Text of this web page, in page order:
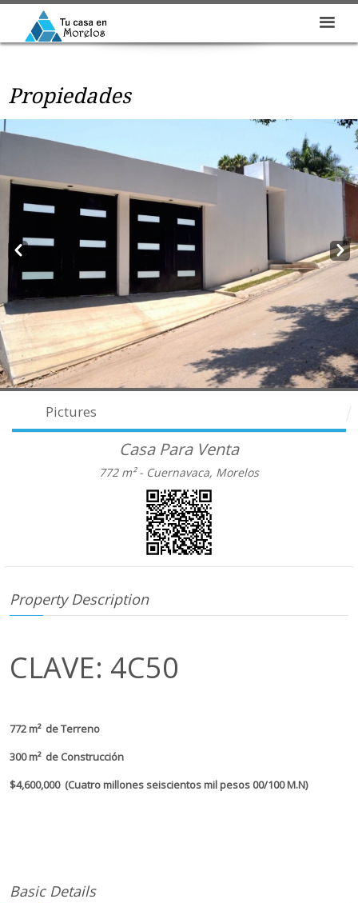
Propiedades
Prev Next
Pictures
Casa Para Venta
772 m² - Cuernavaca, Morelos
Property Description
CLAVE: 4C50
772 m² de Terreno
300 m² de Construcción
$4,600,000 (Cuatro millones seiscientos mil pesos 00/100 M.N)
Basic Details